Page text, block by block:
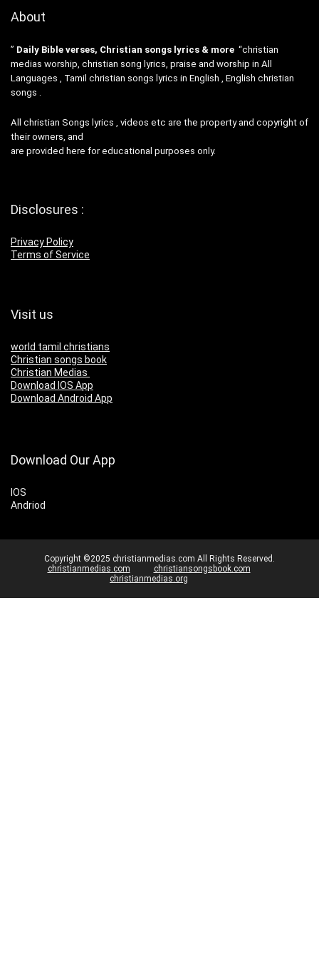
About
” Daily Bible verses, Christian songs lyrics & more “christian
medias worship, christian song lyrics, praise and worship in All
Languages , Tamil christian songs lyrics in English , English christian
songs .
All christian Songs lyrics , videos etc are the property and copyright of
their owners, and
are provided here for educational purposes only.
Disclosures :
Privacy Policy
Terms of Service
Visit us
world tamil christians
Christian songs book
Christian Medias
Download IOS App
Download Android App
Download Our App
IOS
Andriod
Copyright ©2025 christianmedias.com All Rights Reserved.
christianmedias.com
christiansongsbook.com
christianmedias.org